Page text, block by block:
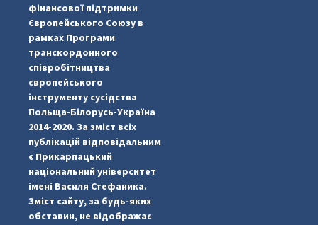
pimrec_project
фінансової підтримки
Європейського Союзу в
рамках Програми
транскордонного
співробітництва
європейського
інструменту сусідства
Польща-Білорусь-Україна
2014-2020. За зміст всіх
публікацій відповідальним
є Прикарпацький
національний університет
імені Василя Стефаника.
Зміст сайту, за будь-яких
обставин, не відображає